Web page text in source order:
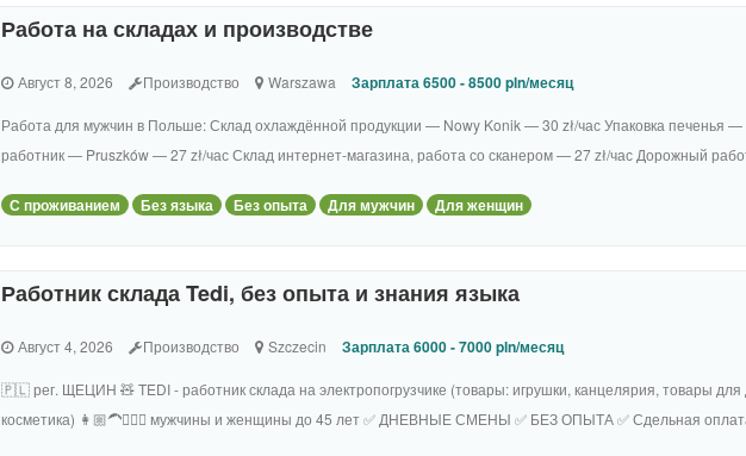
Работа на складах и производстве
Август 8, 2026 Производство Warszawa Зарплата 6500 - 8500 pln/месяц
Работа для мужчин в Польше: Склад охлаждённой продукции — Nowy Konik — 30 zł/час Упаковка печенья
работник — Pruszków — 27 zł/час Склад интернет-магазина, работа со сканером — 27 zł/час Дорожный
С проживанием Без языка Без опыта Для мужчин Для женщин
Работник склада Tedi, без опыта и знания языка
Август 4, 2026 Производство Szczecin Зарплата 6000 - 7000 pln/месяц
🇵🇱 рег. ЩЕЦИН 🧸 TEDI - работник склада на электропогрузчике (товары: игрушки, канцелярия, товары для
косметика) 👩🏼‍🦱🧔🏻‍♂️ мужчины и женщины до 45 лет ✅ ДНЕВНЫЕ СМЕНЫ ✅ БЕЗ ОПЫТА ✅ Сдельная